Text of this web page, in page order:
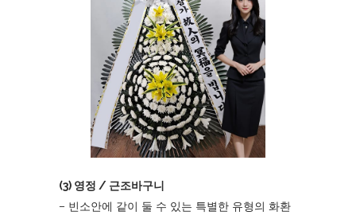
(3) 영정 / 근조바구니
– 빈소안에 같이 둘 수 있는 특별한 유형의 화환